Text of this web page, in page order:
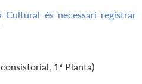
Cultural és necessari registrar
1ª Planta)